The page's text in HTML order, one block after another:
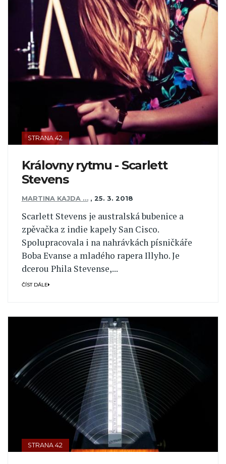
STRANA 42
Královny rytmu - Scarlett
Stevens
MARTINA KAJDA … , 25. 3. 2018
Scarlett Stevens je australská bubenice a
zpěvačka z indie kapely San Cisco.
Spolupracovala i na nahrávkách písničkáře
Boba Evanse a mladého rapera Illyho. Je
dcerou Phila Stevense,...
ČÍST DÁLE
STRANA 42